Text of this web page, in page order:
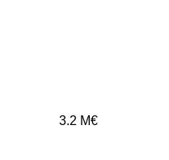
3.2 M€